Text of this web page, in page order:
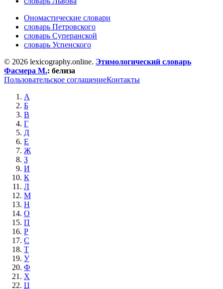
Ономастические словари
словарь Петровского
словарь Суперанской
словарь Успенского
© 2026 lexicography.online. Этимологический словарь
Фасмера М.: белиза
Пользовательское соглашениеКонтакты
А
Б
В
Г
Д
Е
Ж
З
И
К
Л
М
Н
О
П
Р
С
Т
У
Ф
Х
Ц